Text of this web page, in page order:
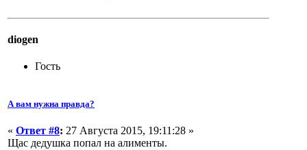
diogen
Гость
А вам нужна правда?
« Ответ #8: 27 Августа 2015, 19:11:28 »
Щас дедушка попал на алименты.